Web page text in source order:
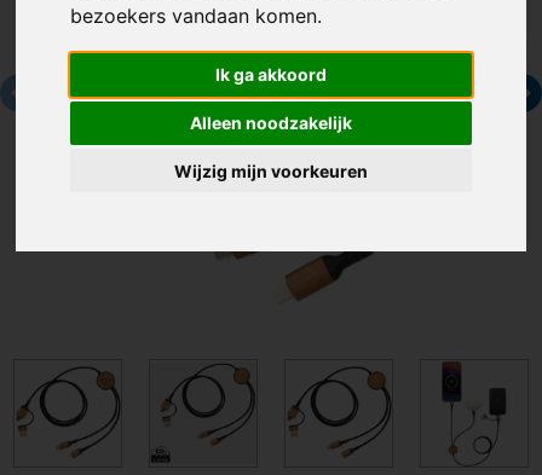
bezoekers vandaan komen.
Ik ga akkoord
Alleen noodzakelijk
Wijzig mijn voorkeuren